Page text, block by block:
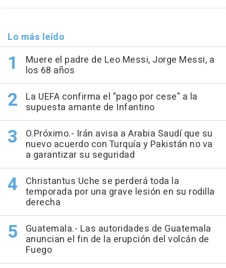
Lo más leído
Muere el padre de Leo Messi, Jorge Messi, a
los 68 años
La UEFA confirma el "pago por cese" a la
supuesta amante de Infantino
O.Próximo.- Irán avisa a Arabia Saudí que su
nuevo acuerdo con Turquía y Pakistán no va
a garantizar su seguridad
Christantus Uche se perderá toda la
temporada por una grave lesión en su rodilla
derecha
Guatemala.- Las autoridades de Guatemala
anuncian el fin de la erupción del volcán de
Fuego